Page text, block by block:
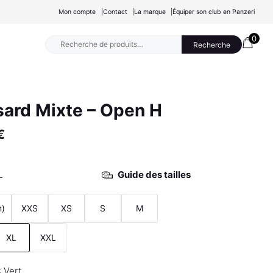
Mon compte Contact La marque Équiper son club en Panzeri
Recherche
Recherche
0
Mixte – Open H
Guide des tailles
XXS XS S M
XL XXL